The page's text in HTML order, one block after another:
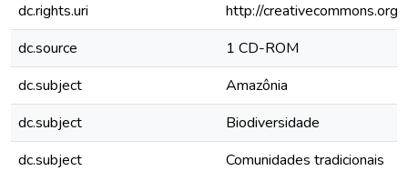
dc.rights.uri
http://
dc.source
1 CD-ROM
dc.subject
Amazônia
dc.subject
Biodiversidade
dc.subject
Comunidades tradicionais